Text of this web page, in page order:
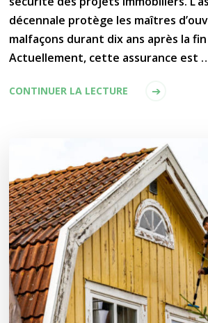
décennale protège les maîtres
malfaçons durant dix ans après la
Actuellement, cette assurance est
CONTINUER LA LECTURE